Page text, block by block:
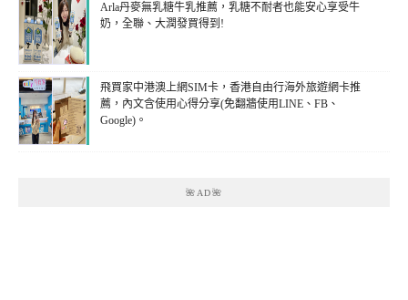
Arla丹麥無乳糖牛乳推薦，乳糖不耐者也能安心享受牛
奶，全聯、大潤發買得到!
飛買家中港澳上網SIM卡，香港自由行海外旅遊網卡推
薦，內文含使用心得分享(免翻牆使用LINE、FB、
Google)。
🌺AD🌺